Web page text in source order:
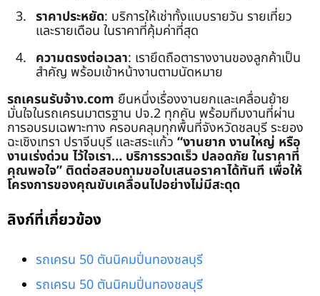
ราคาประหยัด: บริการให้เช่าทั้งแบบรายวัน รายเที่ยว
และรายเดือน ในราคาที่คุ้มค่าที่สุด
ความตรงต่อเวลา: เรายึดถือตารางงานของลูกค้าเป็น
สำคัญ พร้อมเข้าหน้างานตามนัดหมาย
รถเครนรับจ้าง.com ยืนหนึ่งเรื่องงานยกและเคลื่อนย้าย
มั่นใจในรถเครนมาตรฐาน ปจ.2 ทุกคัน พร้อมทีมงานที่ผ่าน
การอบรมเฉพาะทาง ครอบคลุมทุกพื้นที่จังหวัดชลบุรี ระยอง
ฉะเชิงเทรา ปราจีนบุรี และสระแก้ว “งานยาก งานใหญ่ หรือ
งานเร่งด่วน ไว้ใจเรา… บริการรวดเร็ว ปลอดภัย ในราคาที่
คุณพอใจ” ติดต่อสอบถามขอใบเสนอราคาได้ทันที เพื่อให้
โครงการของคุณขับเคลื่อนไปอย่างไม่มีสะดุด
ลิงก์ที่เกี่ยวข้อง
รถเครน 50 ตันนิคมปิ่นทองชลบุรี
รถเครน 50 ตันนิคมปิ่นทองชลบุรี